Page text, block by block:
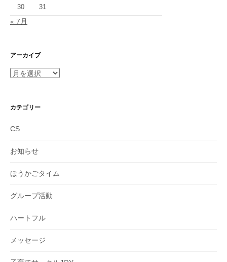
30 31
« 7月
アーカイブ
ア
イ
カテゴリー
CS
お知らせ
ほうかごタイム
グループ活動
ハートフル
メッセージ